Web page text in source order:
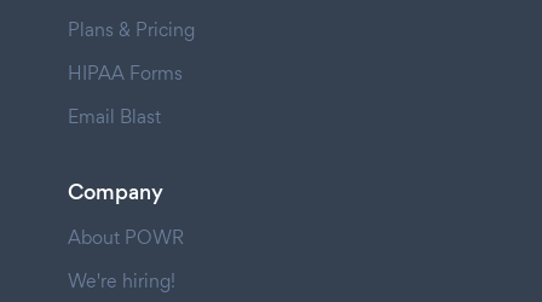
Plans & Pricing
HIPAA Forms
Email Blast
Company
About POWR
We're hiring!